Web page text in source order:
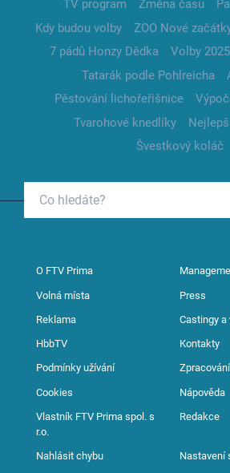
TV program
Změna času
Kdy budou volby
ZOO Nové
7 pádů Honzy Dědka
Volby 2025
Tatarák podle Pohlreicha
Pěstování lichořeřišnice
Tvarohové knedlíky
Švestkový koláč
O FTV Prima
Volná místa Press
Reklama Castingy a
HbbTV Kontakty
Podmínky užívání
Cookies Nápověda
Vlastník FTV Prima spol. s
r.o.
Redakce
Nahlásit chybu Nastavení